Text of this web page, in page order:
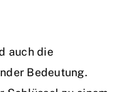
auch die
Bedeutung.